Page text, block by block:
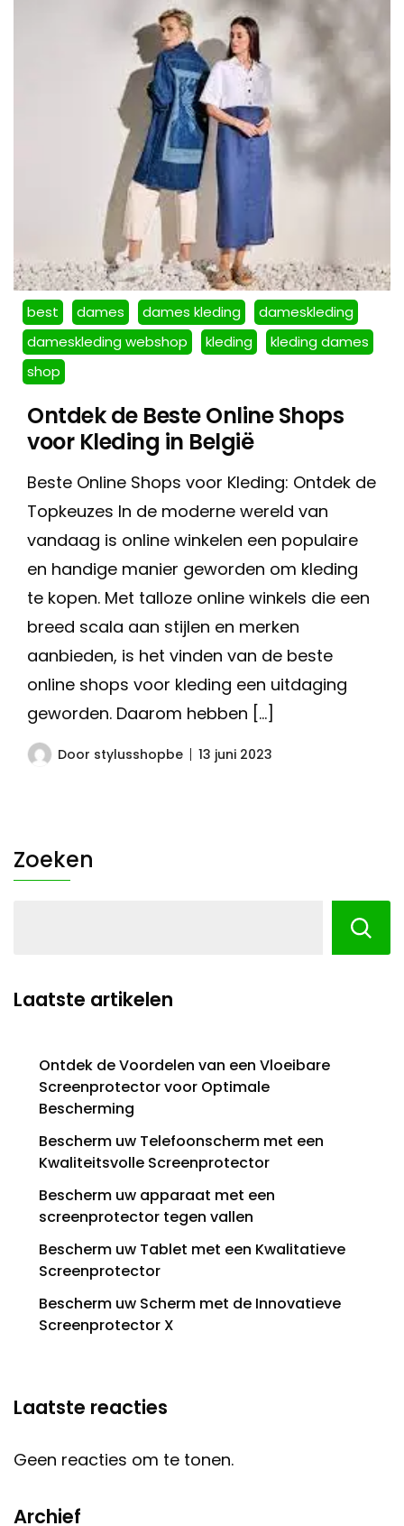
best dames dames kleding
dameskleding
dameskleding webshop
kleding
kleding dames
shop
Ontdek de Beste Online Shops
voor Kleding in België
Beste Online Shops voor Kleding: Ontdek de
Topkeuzes In de moderne wereld van
vandaag is online winkelen een populaire
en handige manier geworden om kleding
te kopen. Met talloze online winkels die een
breed scala aan stijlen en merken
aanbieden, is het vinden van de beste
online shops voor kleding een uitdaging
geworden. Daarom hebben […]
Door stylusshopbe 13 juni 2023
Zoeken
Laatste artikelen
Ontdek de Voordelen van een Vloeibare
Screenprotector voor Optimale
Bescherming
Bescherm uw Telefoonscherm met een
Kwaliteitsvolle Screenprotector
Bescherm uw apparaat met een
screenprotector tegen vallen
Bescherm uw Tablet met een Kwalitatieve
Screenprotector
Bescherm uw Scherm met de Innovatieve
Screenprotector X
Laatste reacties
Geen reacties om te tonen.
Archief